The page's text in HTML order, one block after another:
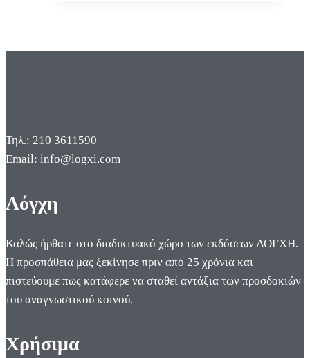
Τηλ.: 210 3611590
Email: info@logxi.com
Λόγχη
Καλώς ήρθατε στο διαδικτυακό χώρο των εκδόσεων ΛΟΓΧΗ.
Η προσπάθεια μας ξεκίνησε πριν από 25 χρόνια και
πιστεύουμε πως κατάφερε να σταθεί αντάξια των προσδοκιών
του αναγνωστικού κοινού.
Χρήσιμα